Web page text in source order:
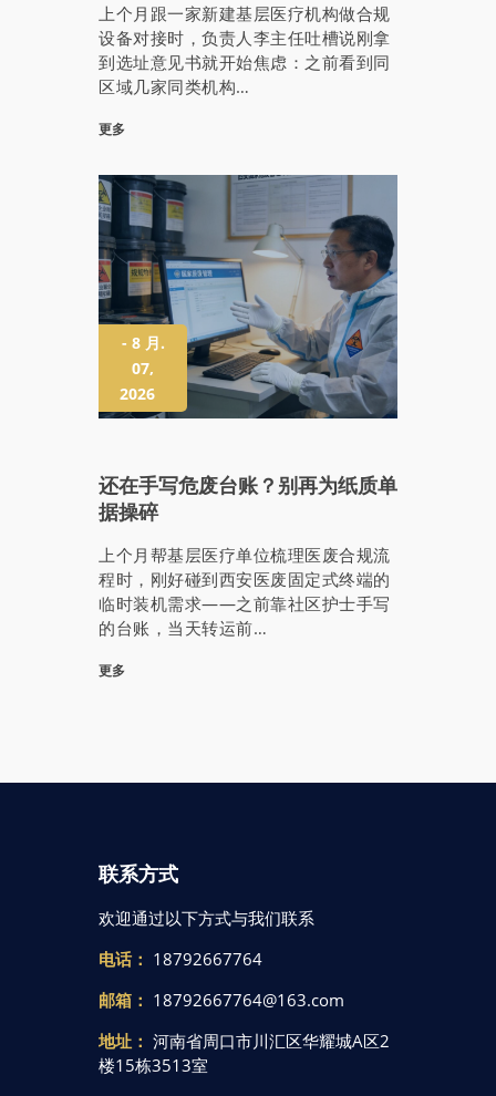
上个月跟一家新建基层医疗机构做合规
设备对接时，负责人李主任吐槽说刚拿
到选址意见书就开始焦虑：之前看到同
区域几家同类机构…
更多
- 8 月.
07,
2026
还在手写危废台账？别再为纸质单
据操碎
上个月帮基层医疗单位梳理医废合规流
程时，刚好碰到西安医废固定式终端的
临时装机需求——之前靠社区护士手写
的台账，当天转运前…
更多
联系方式
欢迎通过以下方式与我们联系
电话： 18792667764
邮箱： 18792667764@163.com
地址： 河南省周口市川汇区华耀城A区2
楼15栋3513室